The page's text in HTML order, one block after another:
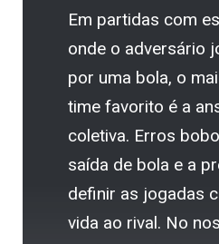
Em partidas com
onde o adversário
por uma bola, o
time favorito é a
coletiva. Erros
saída de bola e a
definir as jogadas
vida ao rival. No